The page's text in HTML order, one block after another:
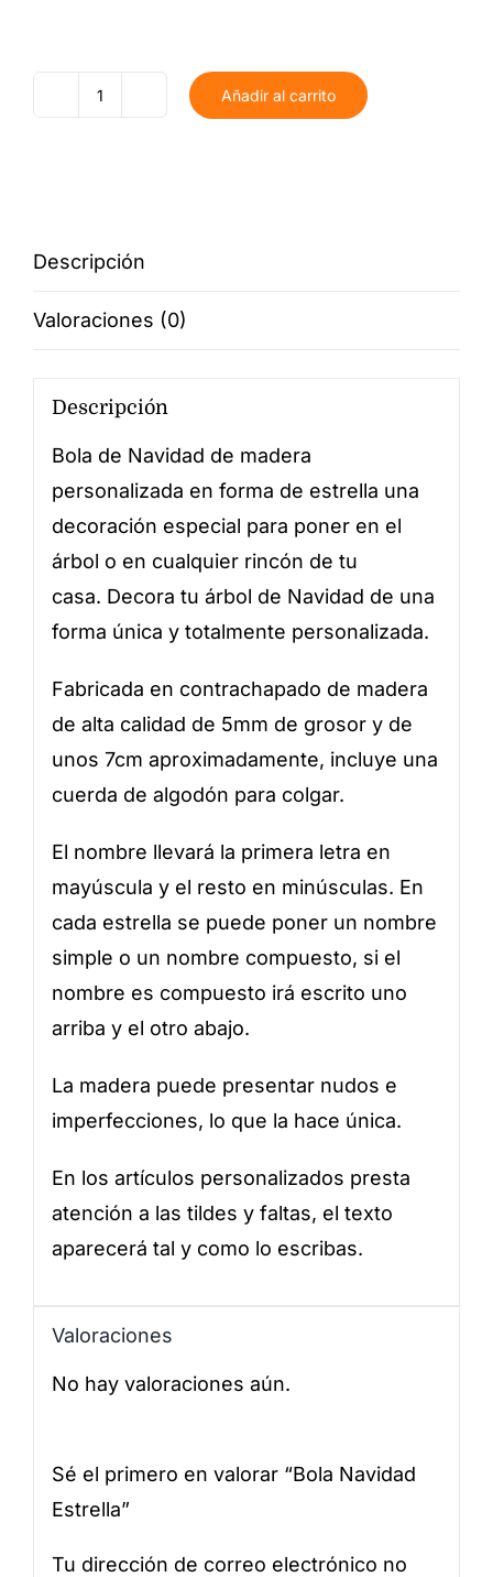
Añadir al carrito
Descripción
Valoraciones (0)
Descripción
Bola de Navidad de madera
personalizada en forma de estrella una
decoración especial para poner en el
árbol o en cualquier rincón de tu
casa. Decora tu árbol de Navidad de una
forma única y totalmente personalizada.
Fabricada en contrachapado de madera
de alta calidad de 5mm de grosor y de
unos 7cm aproximadamente, incluye una
cuerda de algodón para colgar.
El nombre llevará la primera letra en
mayúscula y el resto en minúsculas. En
cada estrella se puede poner un nombre
simple o un nombre compuesto, si el
nombre es compuesto irá escrito uno
arriba y el otro abajo.
La madera puede presentar nudos e
imperfecciones, lo que la hace única.
En los artículos personalizados presta
atención a las tildes y faltas, el texto
aparecerá tal y como lo escribas.
Valoraciones
No hay valoraciones aún.
Sé el primero en valorar “Bola Navidad
Estrella”
Tu dirección de correo electrónico no